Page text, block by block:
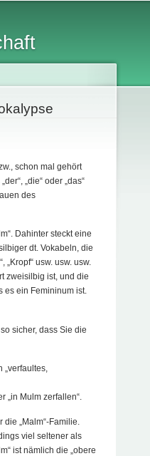
schon mal gehört
„die“ oder „das“
des
Dahinter steckt eine
dt. Vokabeln, die
„Kropf“ usw. usw. usw.
zweisilbig ist, und die
es ein Femininum ist.
sicher, dass Sie die
„verfaultes,
„in Mulm zerfallen“.
die „Malm“-Familie.
viel seltener als
ist nämlich die „obere